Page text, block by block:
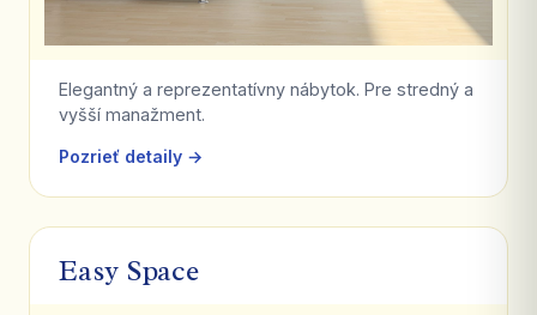
Elegantný a reprezentatívny nábytok. Pre stredný a
vyšší manažment.
Pozrieť detaily →
Easy Space